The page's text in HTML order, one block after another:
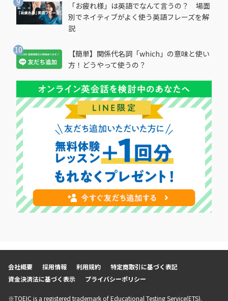
「お疲れ様」は英語でなんて言うの？ 場面
別でネイティブがよく使う英語フレーズを解
説
【簡単】関係代名詞「which」の意味と使い
方！どうやって使うの？
会社概要 採用情報 利用規約
特定商取引に基づく表記
資金決済法に基づく表示
プライバシーポリシー
※TOEIC is a registered trademark of Educational Testing Service(ETS).